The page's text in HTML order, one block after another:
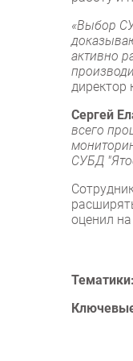
«Выбор
активно
директор
Сергей
всего
СУБД
оценил
Тематики: